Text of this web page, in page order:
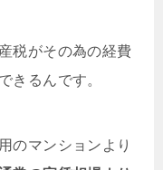
税がその為の経費
きるんです。
のマンションより